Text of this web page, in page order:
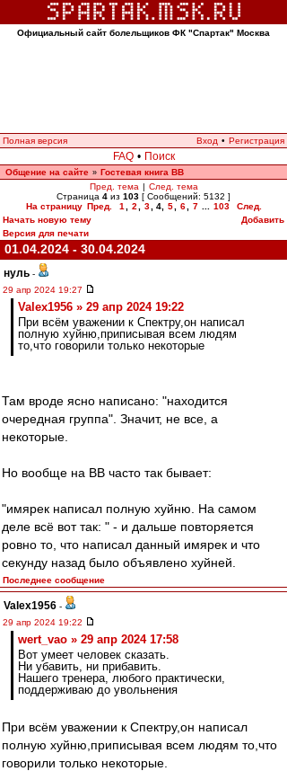
Официальный сайт болельщиков ФК "Спартак" Москва
Полная версия Вход • Регистрация
FAQ • Поиск
Общение на сайте » Гостевая книга ВВ
Пред. тема | След. тема
Страница 4 из 103 [ Сообщений: 5132 ]
На страницу Пред. 1 2 3 4, 5 6 7 103
След.
Начать новую тему
Добавить
Версия для печати
01.04.2024 - 30.04.2024
нуль -
29 апр 2024 19:27
Valex1956 » 29 апр 2024 19:22
При всём уважении к Спектру,он написал
полную хуйню,приписывая всем людям
то,что говорили только некоторые
Там вроде ясно написано: "находится
очередная группа". Значит, не все, а
некоторые.
Но вообще на ВВ часто так бывает:
"имярек написал полную хуйню. На самом
деле всё вот так: " - и дальше повторяется
ровно то, что написал данный имярек и что
секунду назад было объявлено хуйней.
Последнее сообщение
Valex1956 -
29 апр 2024 19:22
wert_vao » 29 апр 2024 17:58
Вот умеет человек сказать.
Ни убавить, ни прибавить.
Нашего тренера, любого практически,
поддерживаю до увольнения
При всём уважении к Спектру,он написал
полную хуйню,приписывая всем людям то,что
говорили только некоторые.